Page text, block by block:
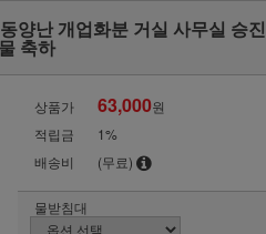
양난 개업화분 거실 사무실 승진
축하
상품가 63,000원
적립금
1%
배송비
(무료)
물받침대